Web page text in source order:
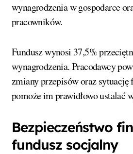
wynagrodzenia w gospodarce
pracowników.
Fundusz wynosi 37,5%
wynagrodzenia. Pracodawcy
zmiany przepisów oraz
pomoże im prawidłowo ustalać
Bezpieczeństwo
fundusz socjalny